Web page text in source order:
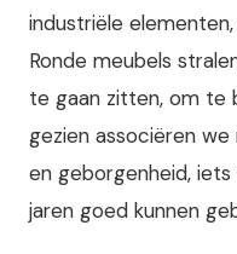
industriële
Ronde meubels
te gaan zitten, om te
gezien associëren
en geborgenheid,
jaren goed kunnen